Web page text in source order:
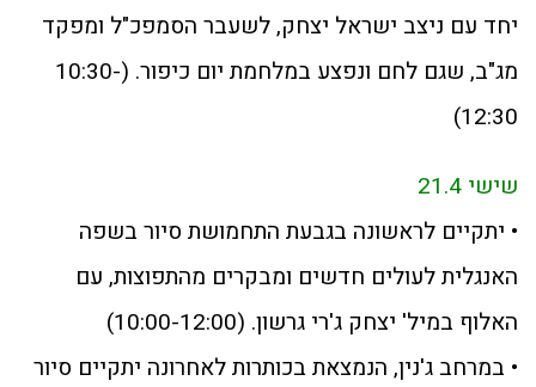
יחד עם ניצב ישראל יצחק, לשעבר הסמפכ"ל ומפקד
מג"ב, שגם לחם ונפצע במלחמת יום כיפור. (10:30-
12:30)
שישי 21.4
• יתקיים לראשונה בגבעת התחמושת סיור בשפה
האנגלית לעולים חדשים ומבקרים מהתפוצות, עם
האלוף במיל' יצחק ג'רי גרשון. (10:00-12:00)
• במרחב ג'נין, הנמצאת בכותרות לאחרונה יתקיים סיור